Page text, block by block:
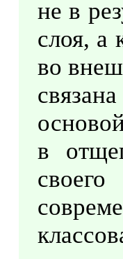
не в
слоя, а
во
в